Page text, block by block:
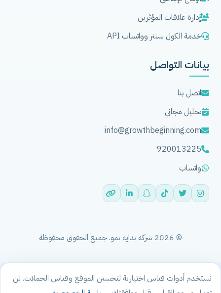
إدارة علاقات المؤثرين
خدمة الكول سنتر وواتساب API
بيانات التواصل
اتصل بنا
تحليل مجاني
info@growthbeginning.com
920013225
واتساب
© 2026 شركة بداية نمو. جميع الحقوق محفوظة
نستخدم أدوات قياس اختيارية لتحسين الموقع وقياس الحملات. لن